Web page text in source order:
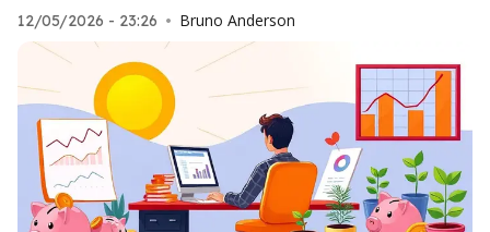
12/05/2026 - 23:26 • Bruno Anderson